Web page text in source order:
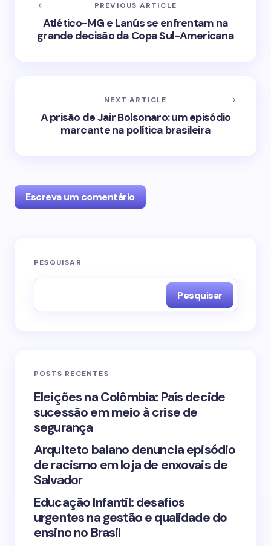
PREVIOUS ARTICLE
Atlético-MG e Lanús se enfrentam na
grande decisão da Copa Sul-Americana
NEXT ARTICLE
A prisão de Jair Bolsonaro: um episódio
marcante na política brasileira
Escreva um comentário
O seu endereço de e-mail não será publicado.
Your Comment *
Save my name and email in this browser for the
Submit Comment
PESQUISAR
Pesquisar
POSTS RECENTES
Eleições na Colômbia: País decide
sucessão em meio à crise de
segurança
Arquiteto baiano denuncia episódio
de racismo em loja de enxovais de
Salvador
Educação Infantil: desafios
urgentes na gestão e qualidade do
ensino no Brasil